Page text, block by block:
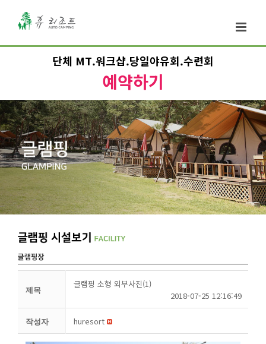
단체 MT.워크샵.당일야유회.수련회
예약하기
제목
글램핑 소형 외부사진(1)
2018-07-25 12:16:49
작성자 huresort